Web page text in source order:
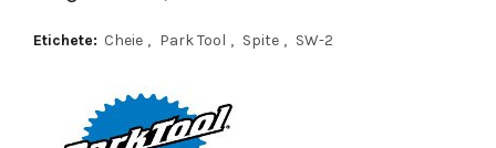
Etichete: Cheie , Park Tool , Spite , SW-2